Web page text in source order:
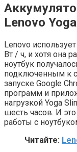
Lenovo
Lenovo
Вт / ч, и хотя она
ноутбук
подключенным к
запуске Google
программ и
нагрузкой Yoga
шесть часов. И
работы с
Читайте: